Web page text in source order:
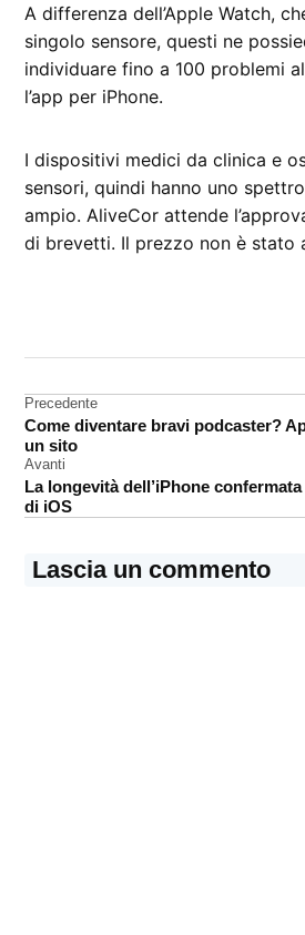
A differenza dell’Apple Watch,
singolo sensore, questi ne
individuare fino a 100 problemi
l’app per iPhone.
I dispositivi medici da clinica e
sensori, quindi hanno uno
ampio. AliveCor attende
di brevetti. Il prezzo non è stato
Apple
Watch
ECG
iPhone
Navigazione
articoli
Precedente
Come diventare bravi podcaster?
un sito
Avanti
La longevità dell’iPhone
di iOS
Lascia un commento